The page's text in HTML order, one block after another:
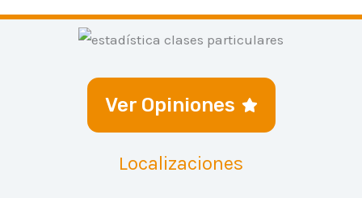
Ver Opiniones
Localizaciones